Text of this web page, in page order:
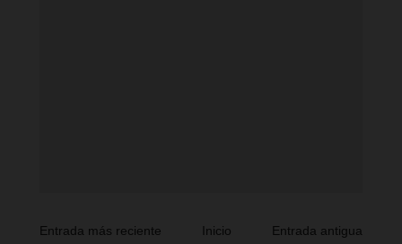
Entrada más reciente Entrada antigua
Inicio